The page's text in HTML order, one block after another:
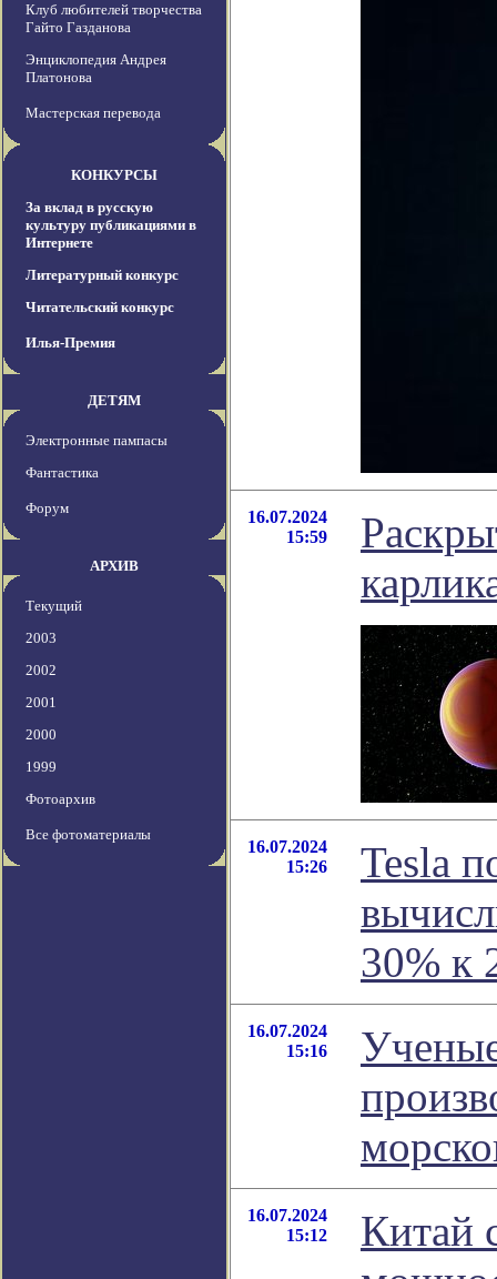
Клуб любителей творчества
Гайто Газданова
Энциклопедия Андрея
Платонова
Мастерская перевода
КОНКУРСЫ
За вклад в русскую
культуру публикациями в
Интернете
Литературный конкурс
Читательский конкурс
Илья-Премия
ДЕТЯМ
Электронные пампасы
Фантастика
Форум
АРХИВ
Текущий
2003
2002
2001
2000
1999
Фотоархив
Все фотоматериалы
16.07.2024
15:59
16.07.2024
15:26
Tesla
30% к
16.07.2024
15:16
16.07.2024
15:12
Китай